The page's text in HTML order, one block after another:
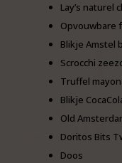
Lay’s naturel
Opvouwbare
Blikje Amstel
Scrocchi
Truffel
Blikje
Old
Doritos Bits
Doos